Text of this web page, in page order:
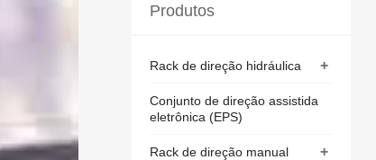
Produtos
+
Rack de direção hidráulica
Conjunto de direção assistida
eletrônica (EPS)
+
Rack de direção manual